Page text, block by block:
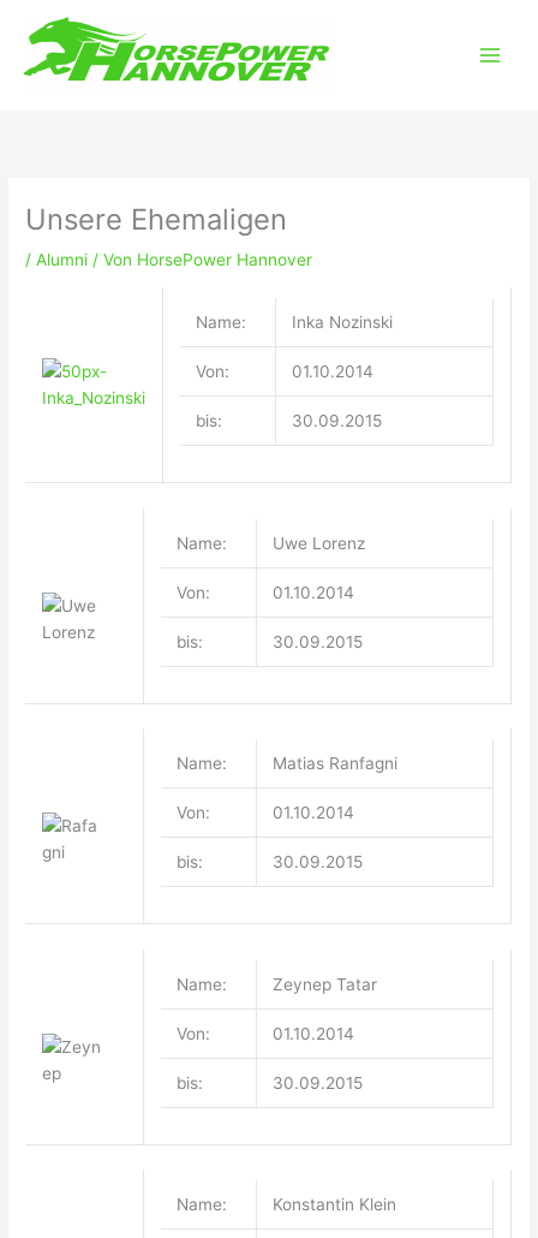
Inhalt
springen
Unsere Ehemaligen
/Alumni / Von HorsePower Hannover
Name: Inka Nozinski
Von: 01.10.2014
bis: 30.09.2015
Name: Uwe Lorenz
Von: 01.10.2014
bis: 30.09.2015
Name: Matias Ranfagni
Von: 01.10.2014
bis: 30.09.2015
Name: Zeynep Tatar
Von: 01.10.2014
bis: 30.09.2015
Name: Konstantin Klein